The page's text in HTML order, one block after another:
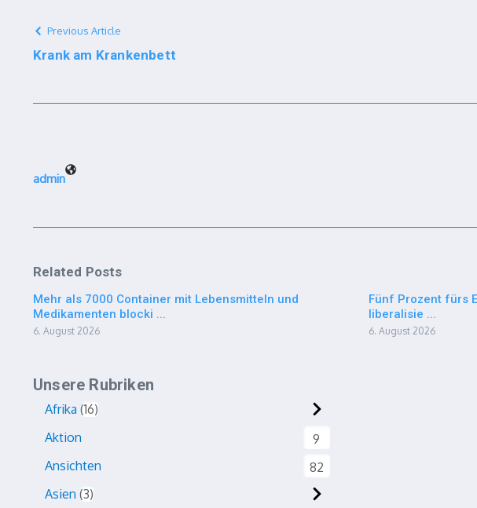
Previous Article
Krank am Krankenbett
admin
Related Posts
Mehr als 7000 Container mit Lebensmitteln und
Medikamenten blocki ...
6. August 2026
Fünf Prozent fürs
liberalisie ...
6. August 2026
Unsere Rubriken
Afrika 16
Aktion
9
Ansichten
82
Asien 3